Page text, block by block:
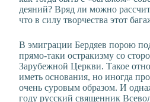
деяний? Вряд ли можно
что в силу творчества этот
В эмиграции Бердяев порою
прямо-таки остракизму со
Зарубежной Церкви. Такое
иметь основания, но иногда
очень суровым образом. И
году русский священник